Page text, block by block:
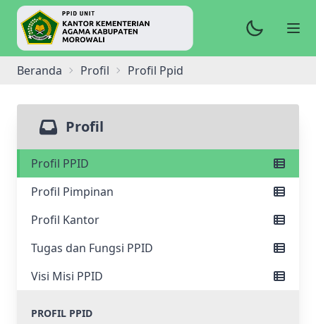
Beranda Profil Profil Ppid
Profil
Profil PPID
Profil Pimpinan
Profil Kantor
Tugas dan Fungsi PPID
Visi Misi PPID
PROFIL PPID